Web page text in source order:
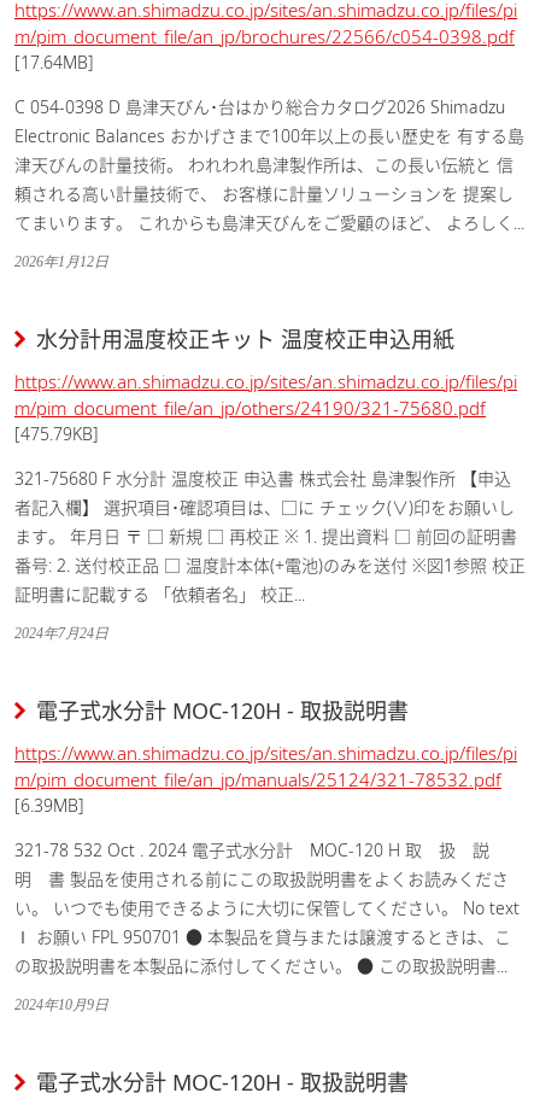
https://www.an.shimadzu.co.jp/sites/an.shimadzu.co.jp/files/pi
m/pim_document_file/an_jp/brochures/22566/c054-0398.pdf
[17.64MB]
C 054-0398 D 島津天びん･台はかり総合カタログ2026 Shimadzu
Electronic Balances おかげさまで100年以上の長い歴史を 有する島
津天びんの計量技術。 われわれ島津製作所は、この長い伝統と 信
頼される高い計量技術で、 お客様に計量ソリューションを 提案し
てまいります。 これからも島津天びんをご愛顧のほど、 よろしく...
2026年1月12日
水分計用温度校正キット 温度校正申込用紙
https://www.an.shimadzu.co.jp/sites/an.shimadzu.co.jp/files/pi
m/pim_document_file/an_jp/others/24190/321-75680.pdf
[475.79KB]
321-75680 F 水分計 温度校正 申込書 株式会社 島津製作所 【申込
者記入欄】 選択項目･確認項目は、□に チェック(∨)印をお願いし
ます。 年月日 〒 □ 新規 □ 再校正 ※ 1. 提出資料 □ 前回の証明書
番号: 2. 送付校正品 □ 温度計本体(+電池)のみを送付 ※図1参照 校正
証明書に記載する 「依頼者名」 校正...
2024年7月24日
電子式水分計 MOC-120H - 取扱説明書
https://www.an.shimadzu.co.jp/sites/an.shimadzu.co.jp/files/pi
m/pim_document_file/an_jp/manuals/25124/321-78532.pdf
[6.39MB]
321-78 532 Oct . 2024 電子式水分計 MOC-120 H 取 扱 説
明 書 製品を使用される前にこの取扱説明書をよくお読みくださ
い。 いつでも使用できるように大切に保管してください。 No text
Ⅰ お願い FPL 950701 ● 本製品を貸与または譲渡するときは、こ
の取扱説明書を本製品に添付してください。 ● この取扱説明書...
2024年10月9日
電子式水分計 MOC-120H - 取扱説明書